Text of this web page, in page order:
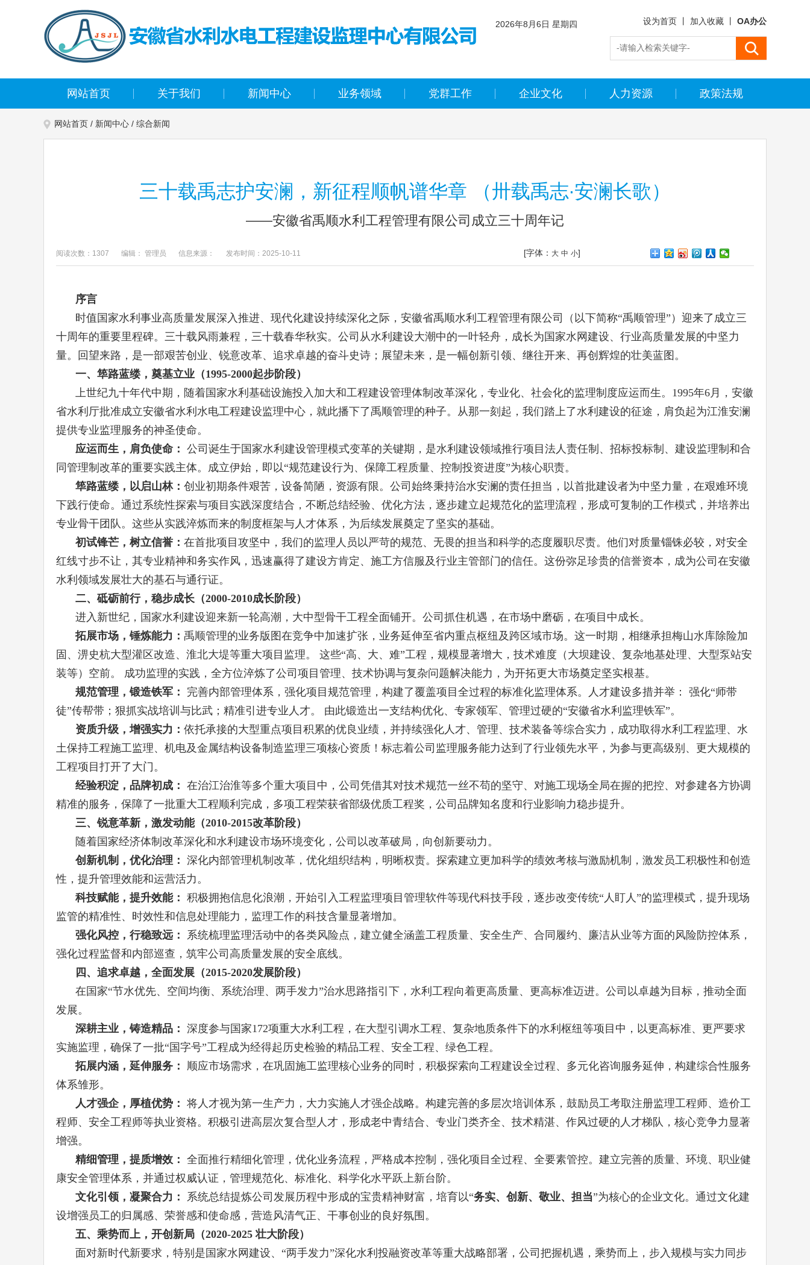
2026年8月6日 星期四
设为首页 加入收藏 OA办公
网站首页 关于我们 新闻中心 业务领域 党群工作 企业文化 人力资源 政策法规
网站首页 / 新闻中心 / 综合新闻
三十载禹志护安澜，新征程顺帆谱华章 （卅载禹志∙安澜长歌）
——安徽省禹顺水利工程管理有限公司成立三十周年记
阅读次数：1307 编辑： 管理员 信息来源： 发布时间：2025-10-11 [字体： 大 中 小]
序言
时值国家水利事业高质量发展深入推进、现代化建设持续深化之际，安徽省禹顺水利工程管理有限公司（以下简称“禹顺管理”）迎来了成立三
十周年的重要里程碑。三十载风雨兼程，三十载春华秋实。公司从水利建设大潮中的一叶轻舟，成长为国家水网建设、行业高质量发展的中坚力
量。回望来路，是一部艰苦创业、锐意改革、追求卓越的奋斗史诗；展望未来，是一幅创新引领、继往开来、再创辉煌的壮美蓝图。
一、筚路蓝缕，奠基立业（1995-2000起步阶段）
上世纪九十年代中期，随着国家水利基础设施投入加大和工程建设管理体制改革深化，专业化、社会化的监理制度应运而生。1995年6月，安徽
省水利厅批准成立安徽省水利水电工程建设监理中心，就此播下了禹顺管理的种子。从那一刻起，我们踏上了水利建设的征途，肩负起为江淮安澜
提供专业监理服务的神圣使命。
应运而生，肩负使命： 公司诞生于国家水利建设管理模式变革的关键期，是水利建设领域推行项目法人责任制、招标投标制、建设监理制和合
同管理制改革的重要实践主体。成立伊始，即以“规范建设行为、保障工程质量、控制投资进度”为核心职责。
筚路蓝缕，以启山林： 创业初期条件艰苦，设备简陋，资源有限。公司始终秉持治水安澜的责任担当，以首批建设者为中坚力量，在艰难环境
下践行使命。通过系统性探索与项目实践深度结合，不断总结经验、优化方法，逐步建立起规范化的监理流程，形成可复制的工作模式，并培养出
专业骨干团队。这些从实践淬炼而来的制度框架与人才体系，为后续发展奠定了坚实的基础。
初试锋芒，树立信誉： 在首批项目攻坚中，我们的监理人员以严苛的规范、无畏的担当和科学的态度履职尽责。他们对质量锱铢必较，对安全
红线寸步不让，其专业精神和务实作风，迅速赢得了建设方肯定、施工方信服及行业主管部门的信任。这份弥足珍贵的信誉资本，成为公司在安徽
水利领域发展壮大的基石与通行证。
二、砥砺前行，稳步成长（2000-2010成长阶段）
进入新世纪，国家水利建设迎来新一轮高潮，大中型骨干工程全面铺开。公司抓住机遇，在市场中磨砺，在项目中成长。
拓展市场，锤炼能力： 禹顺管理的业务版图在竞争中加速扩张，业务延伸至省内重点枢纽及跨区域市场。这一时期，相继承担梅山水库除险加
固、淠史杭大型灌区改造、淮北大堤等重大项目监理。 这些“高、大、难”工程，规模显著增大，技术难度（大坝建设、复杂地基处理、大型泵站安
装等）空前。 成功监理的实践，全方位淬炼了公司项目管理、技术协调与复杂问题解决能力，为开拓更大市场奠定坚实根基。
规范管理，锻造铁军： 完善内部管理体系，强化项目规范管理，构建了覆盖项目全过程的标准化监理体系。人才建设多措并举： 强化“师带
徒”传帮带；狠抓实战培训与比武；精准引进专业人才。 由此锻造出一支结构优化、专家领军、管理过硬的“安徽省水利监理铁军”。
资质升级，增强实力： 依托承接的大型重点项目积累的优良业绩，并持续强化人才、管理、技术装备等综合实力，成功取得水利工程监理、水
土保持工程施工监理、机电及金属结构设备制造监理三项核心资质！标志着公司监理服务能力达到了行业领先水平，为参与更高级别、更大规模的
工程项目打开了大门。
经验积淀，品牌初成： 在治江治淮等多个重大项目中，公司凭借其对技术规范一丝不苟的坚守、对施工现场全局在握的把控、对参建各方协调
精准的服务，保障了一批重大工程顺利完成，多项工程荣获省部级优质工程奖，公司品牌知名度和行业影响力稳步提升。
三、锐意革新，激发动能（2010-2015改革阶段）
随着国家经济体制改革深化和水利建设市场环境变化，公司以改革破局，向创新要动力。
创新机制，优化治理： 深化内部管理机制改革，优化组织结构，明晰权责。探索建立更加科学的绩效考核与激励机制，激发员工积极性和创造
性，提升管理效能和运营活力。
科技赋能，提升效能： 积极拥抱信息化浪潮，开始引入工程监理项目管理软件等现代科技手段，逐步改变传统“人盯人”的监理模式，提升现场
监管的精准性、时效性和信息处理能力，监理工作的科技含量显著增加。
强化风控，行稳致远：
系统梳理监理活动中的各类风险点，建立健全涵盖工程质量、安全生产、合同履约、廉洁从业等方面的风险防控体系，
强化过程监督和内部巡查，筑牢公司高质量发展的安全底线。
四、追求卓越，全面发展（2015-2020发展阶段）
在国家“节水优先、空间均衡、系统治理、两手发力”治水思路指引下，水利工程向着更高质量、更高标准迈进。公司以卓越为目标，推动全面
发展。
深耕主业，铸造精品： 深度参与国家172项重大水利工程，在大型引调水工程、复杂地质条件下的水利枢纽等项目中，以更高标准、更严要求
实施监理，确保了一批“国字号”工程成为经得起历史检验的精品工程、安全工程、绿色工程。
拓展内涵，延伸服务：
顺应市场需求，在巩固施工监理核心业务的同时，积极探索向工程建设全过程、多元化咨询服务延伸，构建综合性服务
体系雏形。
人才强企，厚植优势： 将人才视为第一生产力，大力实施人才强企战略。构建完善的多层次培训体系，鼓励员工考取注册监理工程师、造价工
程师、安全工程师等执业资格。积极引进高层次复合型人才，形成老中青结合、专业门类齐全、技术精湛、作风过硬的人才梯队，核心竞争力显著
增强。
精细管理，提质增效： 全面推行精细化管理，优化业务流程，严格成本控制，强化项目全过程、全要素管控。建立完善的质量、环境、职业健
康安全管理体系，并通过权威认证，管理规范化、标准化、科学化水平跃上新台阶。
文化引领，凝聚合力： 系统总结提炼公司发展历程中形成的宝贵精神财富，培育以“务实、创新、敬业、担当”为核心的企业文化。通过文化建
设增强员工的归属感、荣誉感和使命感，营造风清气正、干事创业的良好氛围。
五、乘势而上，开创新局（2020-2025 壮大阶段）
面对新时代新要求，特别是国家水网建设、“两手发力”深化水利投融资改革等重大战略部署，公司把握机遇，乘势而上，步入规模与实力同步